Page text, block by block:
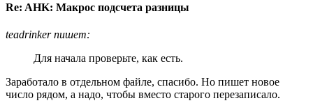
Re: AHK: Макрос подсчета разницы
teadrinker пишет:
Для начала проверьте, как есть.
Заработало в отдельном файле, спасибо. Но пишет новое
число рядом, а надо, чтобы вместо старого перезаписало.